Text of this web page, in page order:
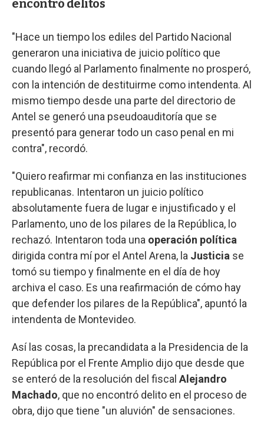
encontró delitos
"Hace un tiempo los ediles del Partido Nacional
generaron una iniciativa de juicio político que
cuando llegó al Parlamento finalmente no prosperó,
con la intención de destituirme como intendenta. Al
mismo tiempo desde una parte del directorio de
Antel se generó una pseudoauditoría que se
presentó para generar todo un caso penal en mi
contra", recordó.
"Quiero reafirmar mi confianza en las instituciones
republicanas. Intentaron un juicio político
absolutamente fuera de lugar e injustificado y el
Parlamento, uno de los pilares de la República, lo
rechazó. Intentaron toda una operación política
dirigida contra mí por el Antel Arena, la Justicia se
tomó su tiempo y finalmente en el día de hoy
archiva el caso. Es una reafirmación de cómo hay
que defender los pilares de la República", apuntó la
intendenta de Montevideo.
Así las cosas, la precandidata a la Presidencia de la
República por el Frente Amplio dijo que desde que
se enteró de la resolución del fiscal Alejandro
Machado, que no encontró delito en el proceso de
obra, dijo que tiene "un aluvión" de sensaciones.